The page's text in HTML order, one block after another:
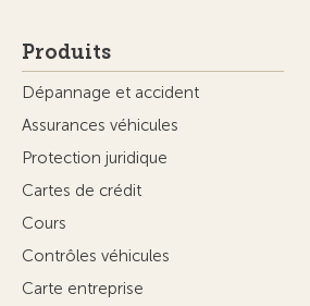
Produits
Dépannage et accident
Assurances véhicules
Protection juridique
Cartes de crédit
Cours
Contrôles véhicules
Carte entreprise